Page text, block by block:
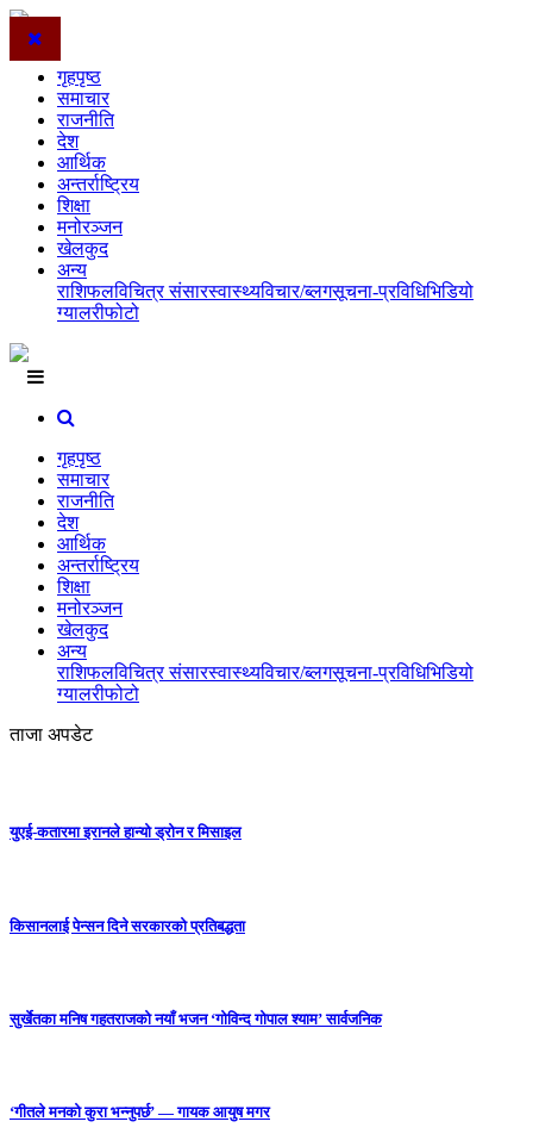
गृहपृष्ठ
समाचार
राजनीति
देश
आर्थिक
अन्तर्राष्ट्रिय
शिक्षा
मनोरञ्जन
खेलकुद
अन्य
राशिफलविचित्र संसारस्वास्थ्यविचार/ब्लगसूचना-प्रविधिभिडियो
ग्यालरीफोटो
गृहपृष्ठ
समाचार
राजनीति
देश
आर्थिक
अन्तर्राष्ट्रिय
शिक्षा
मनोरञ्जन
खेलकुद
अन्य
राशिफलविचित्र संसारस्वास्थ्यविचार/ब्लगसूचना-प्रविधिभिडियो
ग्यालरीफोटो
ताजा अपडेट
युएई-कतारमा इरानले हान्यो ड्रोन र मिसाइल
किसानलाई पेन्सन दिने सरकारको प्रतिबद्धता
सुर्खेतका मनिष गहतराजको नयाँ भजन ‘गोविन्द गोपाल श्याम’ सार्वजनिक
‘गीतले मनको कुरा भन्नुपर्छ’ — गायक आयुष मगर